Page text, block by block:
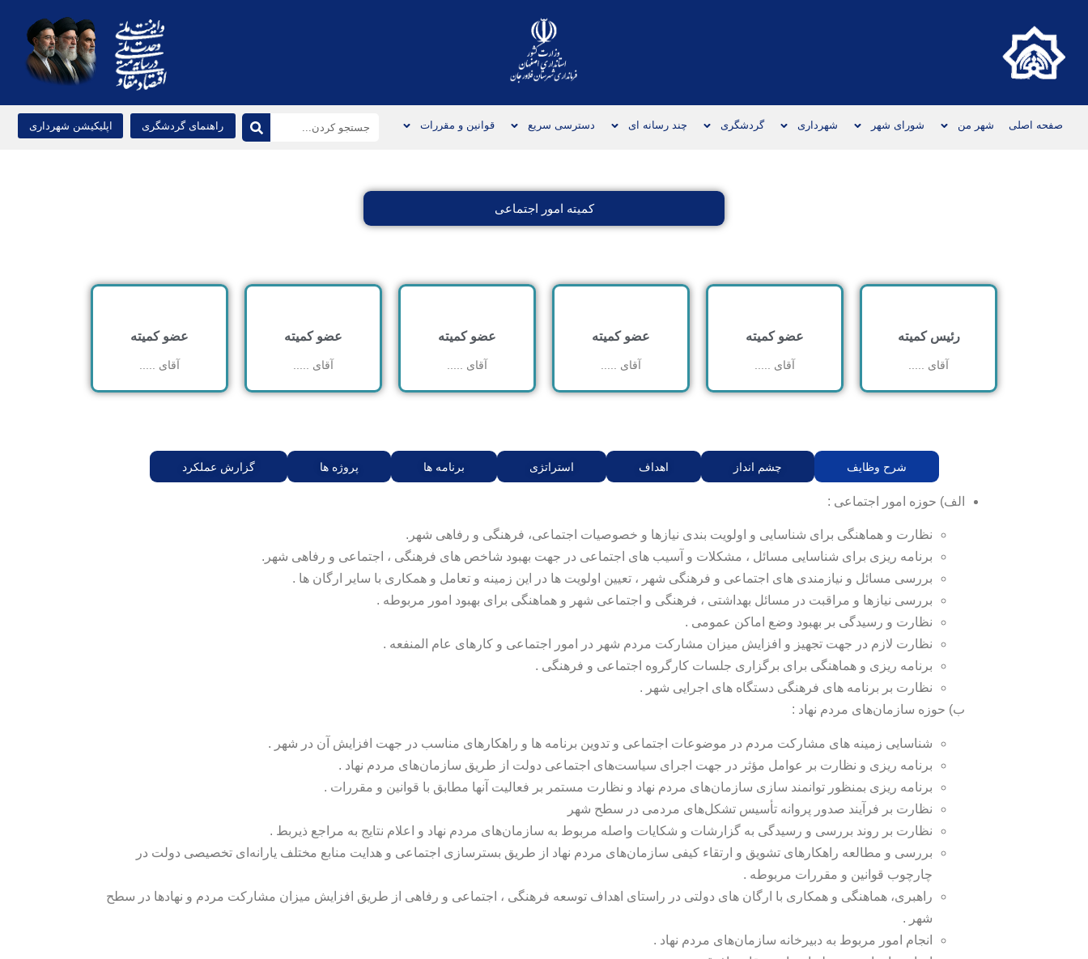
صفحه اصلی شهر من شورای شهر شهرداری گردشگری چند رسانه ای دسترسی سریع قوانین و مقررات راهنمای گردشگری اپلیکیشن شهرداری
کمیته امور اجتماعی
رئیس کمیته
آقای .....
عضو کمیته
آقای .....
عضو کمیته
آقای .....
عضو کمیته
آقای .....
عضو کمیته
آقای .....
عضو کمیته
آقای .....
شرح وظایف چشم انداز اهداف استراتژی برنامه ها پروژه ها گزارش عملکرد
الف) حوزه امور اجتماعی :
نظارت و هماهنگی برای شناسایی و اولویت بندی نیازها و خصوصیات اجتماعی، فرهنگی و رفاهی شهر.
برنامه ریزی برای شناسایی مسائل ، مشکلات و آسیب های اجتماعی در جهت بهبود شاخص های فرهنگی ، اجتماعی و رفاهی شهر.
بررسی مسائل و نیازمندی های اجتماعی و فرهنگی شهر ، تعیین اولویت ها در این زمینه و تعامل و همکاری با سایر ارگان ها .
بررسی نیازها و مراقبت در مسائل بهداشتی ، فرهنگی و اجتماعی شهر و هماهنگی برای بهبود امور مربوطه .
نظارت و رسیدگی بر بهبود وضع اماکن عمومی .
نظارت لازم در جهت تجهیز و افزایش میزان مشارکت مردم شهر در امور اجتماعی و کارهای عام المنفعه .
برنامه ریزی و هماهنگی برای برگزاری جلسات کارگروه اجتماعی و فرهنگی .
نظارت بر برنامه های فرهنگی دستگاه های اجرایی شهر .
ب) حوزه سازمان‌های مردم نهاد :
شناسایی زمینه های مشارکت مردم در موضوعات اجتماعی و تدوین برنامه ها و راهکارهای مناسب در جهت افزایش آن در شهر .
برنامه ریزی و نظارت بر عوامل مؤثر در جهت اجرای سیاست‌های اجتماعی دولت از طریق سازمان‌های مردم نهاد .
برنامه ریزی بمنظور توانمند سازی سازمان‌های مردم نهاد و نظارت مستمر بر فعالیت آنها مطابق با قوانین و مقررات .
نظارت ‌بر فرآیند صدور پروانه تأسیس تشکل‌های مردمی در سطح شهر
نظارت بر روند بررسی و رسیدگی به گزارشات و شکایات واصله مربوط به سازمان‌های مردم نهاد و اعلام نتایج به مراجع ذیربط .
بررسی و مطالعه راهکارهای تشویق و ارتقاء کیفی سازمان‌های مردم نهاد از طریق بسترسازی اجتماعی و هدایت منابع مختلف یارانه‌ای تخصیصی دولت در
چارچوب قوانین و مقررات مربوطه .
راهبری، هماهنگی و همکاری با ارگان های دولتی در راستای اهداف توسعه فرهنگی ، اجتماعی و رفاهی از طریق افزایش میزان مشارکت مردم و نهادها در سطح
شهر .
انجام امور مربوط به دبیرخانه سازمان‌های مردم نهاد .